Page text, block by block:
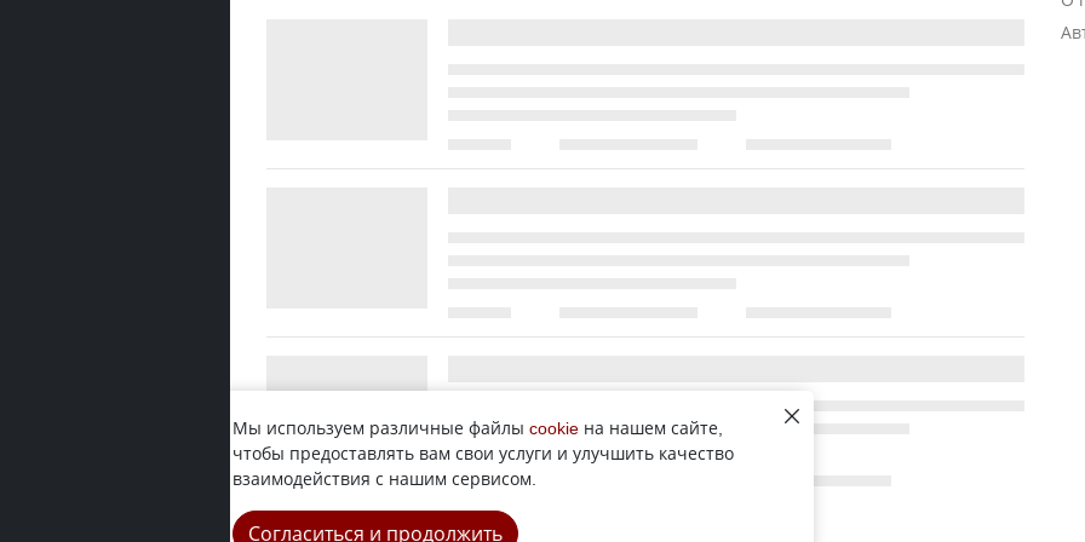
Мы используем различные файлы cookie на нашем сайте,
чтобы предоставлять вам свои услуги и улучшить качество
взаимодействия с нашим сервисом.
Согласиться и продолжить